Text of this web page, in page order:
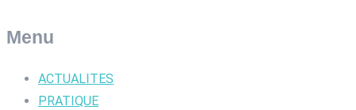
Menu
ACTUALITES
PRATIQUE